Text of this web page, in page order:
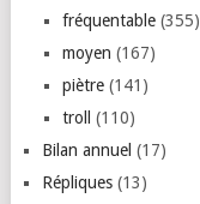
fréquentable(355)
moyen (167)
piètre(141)
troll
(110)
Bilan annuel (17)
Répliques(13)